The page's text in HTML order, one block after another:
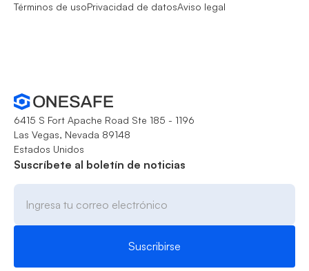
Términos de usoPrivacidad de datosAviso legal
6415 S Fort Apache Road Ste 185 - 1196
Las Vegas, Nevada 89148
Estados Unidos
Suscríbete al boletín de noticias